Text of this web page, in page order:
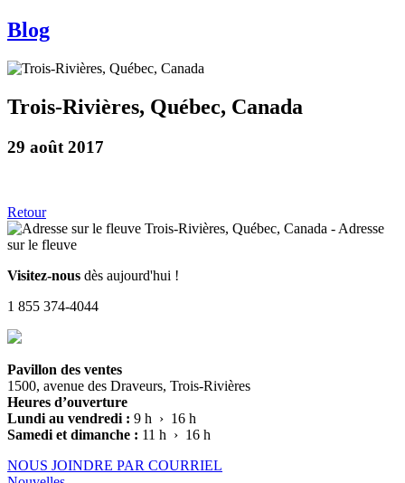
Blog
Trois-Rivières, Québec, Canada
29 août 2017
Retour
Visitez-nous dès aujourd'hui !
1 855 374-4044
Pavillon des ventes
1500, avenue des Draveurs, Trois-Rivières
Heures d’ouverture
Lundi au vendredi : 9 h › 16 h
Samedi et dimanche : 11 h › 16 h
NOUS JOINDRE PAR COURRIEL